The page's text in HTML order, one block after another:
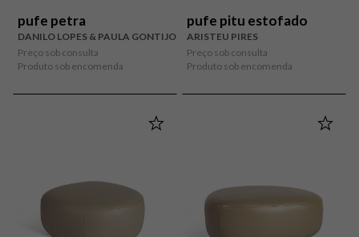
pufe petra
DANILO LOPES & PAULA GONTIJO
Preço sob consulta
Produto sob encomenda
pufe pitu estofado
ARISTEU PIRES
Preço sob consulta
Produto sob encomenda